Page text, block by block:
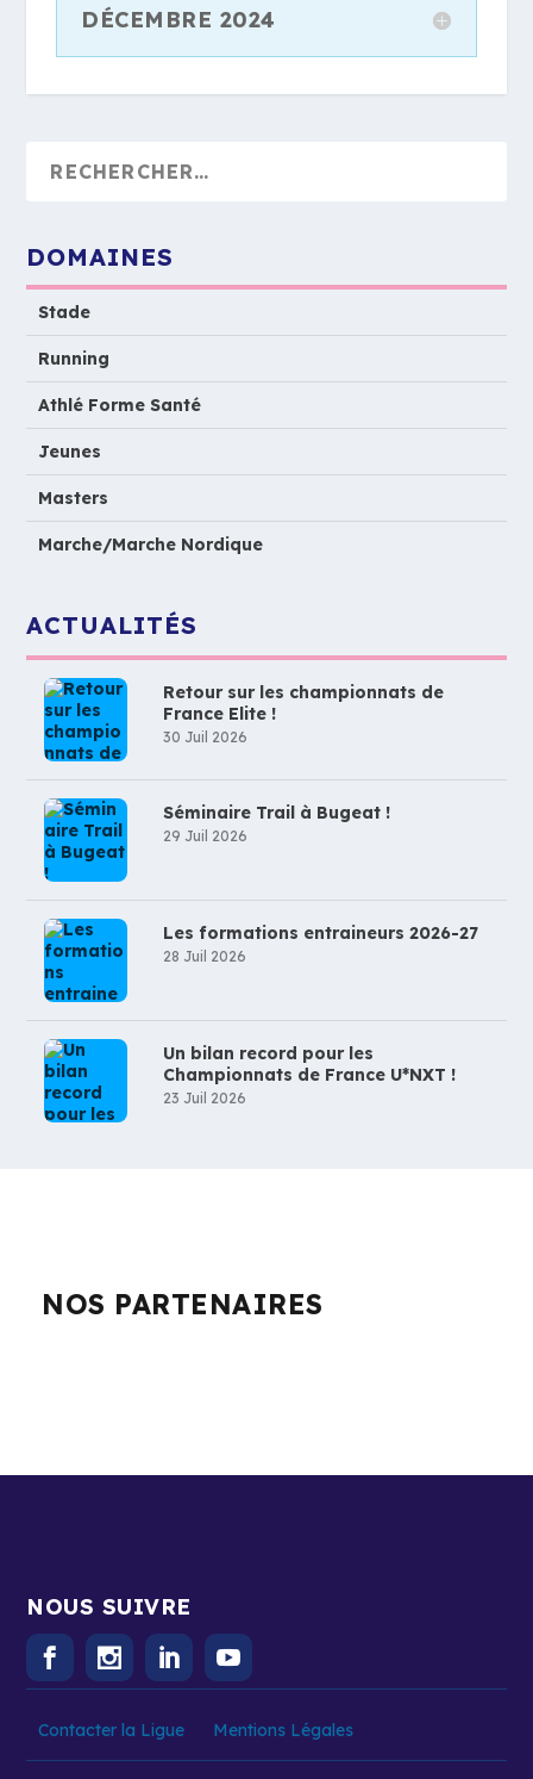
DÉCEMBRE 2024
DOMAINES
Stade
Running
Athlé Forme Santé
Jeunes
Masters
Marche/Marche Nordique
ACTUALITÉS
Retour sur les championnats de
France Elite !
30 Juil 2026
Séminaire Trail à Bugeat !
29 Juil 2026
Les formations entraineurs 2026-27
28 Juil 2026
Un bilan record pour les
Championnats de France U*NXT !
23 Juil 2026
NOS PARTENAIRES
NOUS SUIVRE
Contacter la Ligue Mentions Légales